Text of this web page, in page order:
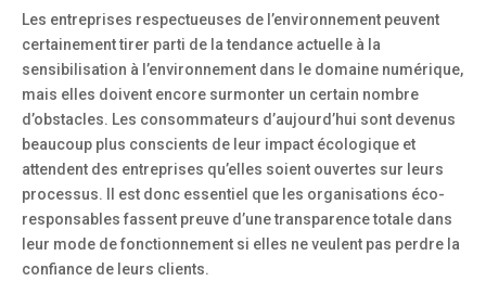
Les entreprises respectueuses de l’environnement peuvent
certainement tirer parti de la tendance actuelle à la
sensibilisation à l’environnement dans le domaine numérique,
mais elles doivent encore surmonter un certain nombre
d’obstacles. Les consommateurs d’aujourd’hui sont devenus
beaucoup plus conscients de leur impact écologique et
attendent des entreprises qu’elles soient ouvertes sur leurs
processus. Il est donc essentiel que les organisations éco-
responsables fassent preuve d’une transparence totale dans
leur mode de fonctionnement si elles ne veulent pas perdre la
confiance de leurs clients.